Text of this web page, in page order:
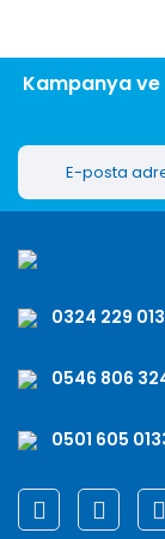
Kampanya ve
0324 229
0546 806
0501 605